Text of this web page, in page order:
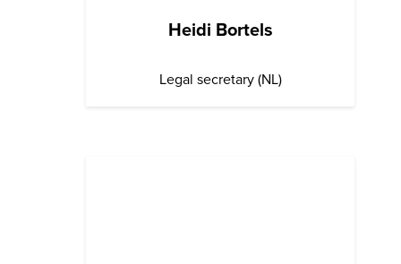
Heidi Bortels
Legal secretary (NL)